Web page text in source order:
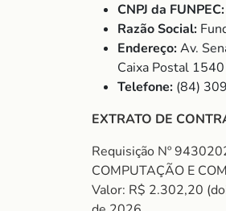
CNPJ da FUNPEC:
Razão Social:
Endereço:Av.
Caixa Postal
Telefone: (84)
EXTRATO DE
Requisição Nº
COMPUTAÇÃO E
Valor: R$ 2.302,20